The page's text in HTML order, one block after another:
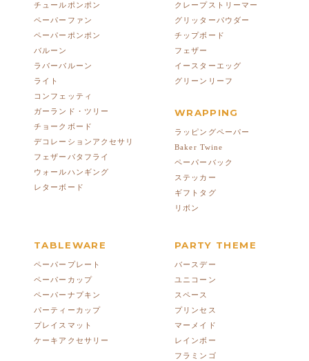
チュールポンポン
ペーパーファン
ペーパーポンポン
バルーン
ラバーバルーン
ライト
コンフェッティ
ガーランド・ツリー
チョークボード
デコレーションアクセサリ
フェザーバタフライ
ウォールハンギング
レターボード
クレープストリーマー
グリッターパウダー
チップボード
フェザー
イースターエッグ
グリーンリーフ
WRAPPING
ラッピングペーパー
Baker Twine
ペーパーバック
ステッカー
ギフトタグ
リボン
TABLEWARE
ペーパープレート
ペーパーカップ
ペーパーナプキン
パーティーカップ
プレイスマット
ケーキアクセサリー
PARTY THEME
バースデー
ユニコーン
スペース
プリンセス
マーメイド
レインボー
フラミンゴ